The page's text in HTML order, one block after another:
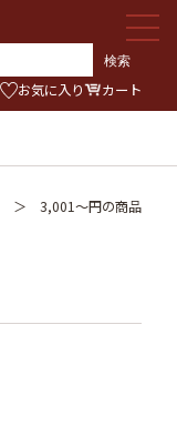
検索
お気に入り カート
3,001～円の商品